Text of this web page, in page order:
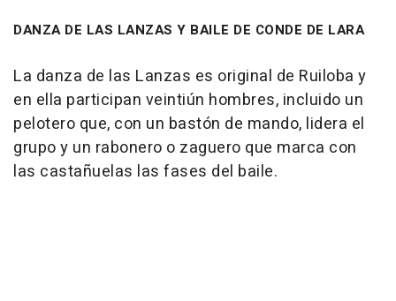
DANZA DE LAS LANZAS Y BAILE DE CONDE DE LARA
La danza de las Lanzas es original de Ruiloba y
en ella participan veintiún hombres, incluido un
pelotero que, con un bastón de mando, lidera el
grupo y un rabonero o zaguero que marca con
las castañuelas las fases del baile.